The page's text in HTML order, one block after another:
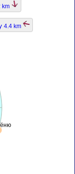
km
4.4 km